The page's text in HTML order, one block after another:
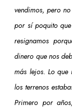
vendimos, pero
por sí poquito
resignamos
dinero que nos
más lejos. Lo
los terrenos
Primero por